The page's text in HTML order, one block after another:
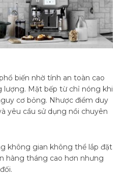
biến nhờ tính an toàn cao
lượng. Mặt bếp từ chỉ nóng khi
cơ bỏng. Nhược điểm duy
yêu cầu sử dụng nồi chuyên
không gian không thể lắp đặt
hàng tháng cao hơn nhưng